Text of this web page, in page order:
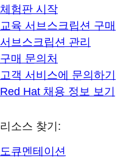
체험판 시작
교육 서브스크립션 구매
서브스크립션 관리
구매 문의처
고객 서비스에 문의하기
Red Hat 채용 정보 보기
리소스 찾기:
도큐멘테이션